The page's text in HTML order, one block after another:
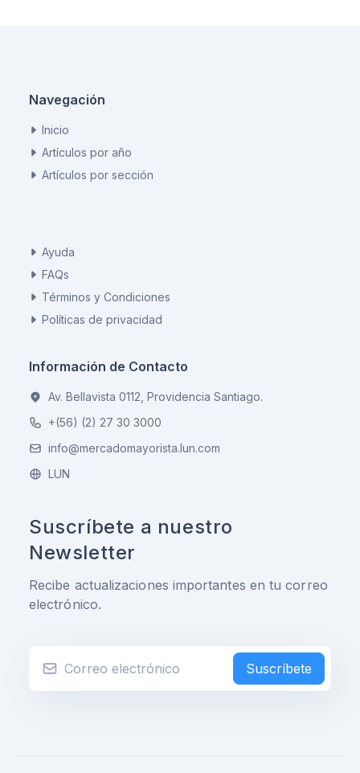
Navegación
Inicio
Artículos por año
Artículos por sección
Ayuda
FAQs
Términos y Condiciones
Políticas de privacidad
Información de Contacto
Av. Bellavista 0112, Providencia Santiago.
+(56) (2) 27 30 3000
info@mercadomayorista.lun.com
LUN
Suscríbete a nuestro
Newsletter
Recibe actualizaciones importantes en tu correo
electrónico.
Suscríbete